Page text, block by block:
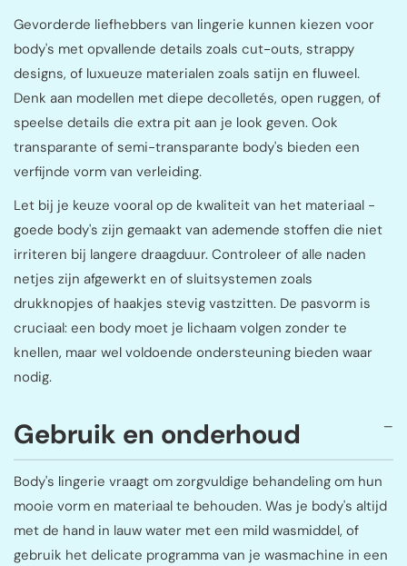
Gevorderde liefhebbers van lingerie kunnen kiezen voor
body's met opvallende details zoals cut-outs, strappy
designs, of luxueuze materialen zoals satijn en fluweel.
Denk aan modellen met diepe decolletés, open ruggen, of
speelse details die extra pit aan je look geven. Ook
transparante of semi-transparante body's bieden een
verfijnde vorm van verleiding.
Let bij je keuze vooral op de kwaliteit van het materiaal -
goede body's zijn gemaakt van ademende stoffen die niet
irriteren bij langere draagduur. Controleer of alle naden
netjes zijn afgewerkt en of sluitsystemen zoals
drukknopjes of haakjes stevig vastzitten. De pasvorm is
cruciaal: een body moet je lichaam volgen zonder te
knellen, maar wel voldoende ondersteuning bieden waar
nodig.
Gebruik en onderhoud
Body's lingerie vraagt om zorgvuldige behandeling om hun
mooie vorm en materiaal te behouden. Was je body's altijd
met de hand in lauw water met een mild wasmiddel, of
gebruik het delicate programma van je wasmachine in een